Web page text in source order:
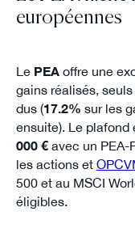
européennes
Le PEAoffre une
gains réalisés,
dus (17.2% sur les
ensuite). Le plafond
000 €avec un PEA-
les actions et
500 et au MSCI
éligibles.